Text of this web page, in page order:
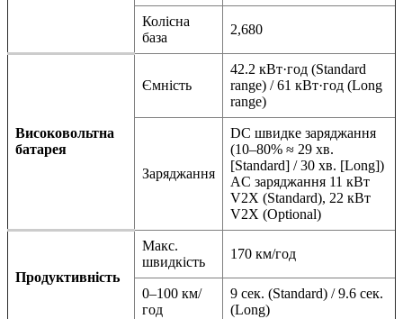
Колісна
база
2,680
Високовольтна
батарея
Ємність
42.2 кВт·год (Standard
range) / 61 кВт·год (Long
range)
Заряджання
DC швидке заряджання
(10–80% ≈ 29 хв.
[Standard] / 30 хв. [Long])
AC заряджання 11 кВт
V2X (Standard), 22 кВт
V2X (Optional)
Продуктивність
Макс.
швидкість
170 км/год
0–100 км/
год
9 сек. (Standard) / 9.6 сек.
(Long)